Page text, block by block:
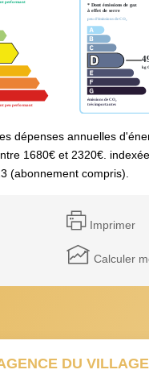
dépenses annuelles
1680€ et 2320€.
(abonnement compris).
Imprimer
Calculer
DU VILLAGE